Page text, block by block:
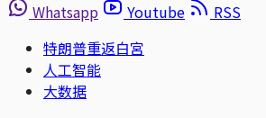
Whatsapp
Youtube
RSS
特朗普重返白宮
人工智能
大数据